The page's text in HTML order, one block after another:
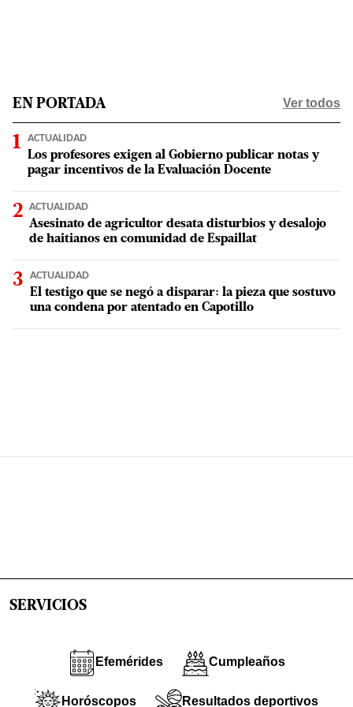
EN PORTADA Ver todos
ACTUALIDAD
Los profesores exigen al Gobierno publicar notas y
pagar incentivos de la Evaluación Docente
ACTUALIDAD
Asesinato de agricultor desata disturbios y desalojo
de haitianos en comunidad de Espaillat
ACTUALIDAD
El testigo que se negó a disparar: la pieza que sostuvo
una condena por atentado en Capotillo
SERVICIOS
Efemérides Cumpleaños
Horóscopos Resultados deportivos